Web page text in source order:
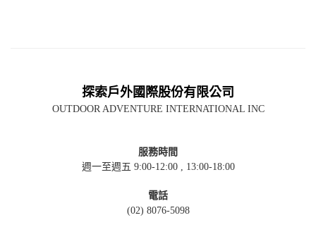
探索戶外國際股份有限公司
OUTDOOR ADVENTURE INTERNATIONAL INC
服務時間
週一至週五 9:00-12:00 , 13:00-18:00
電話
(02) 8076-5098